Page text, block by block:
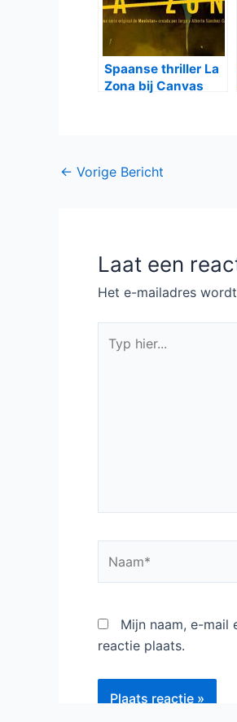
Spaanse thriller La
Zona bij Canvas
Bericht
← Vorige Bericht
Laat een
Het e-mailadres
hier...
Mijn naam, e-mail
reactie plaats.